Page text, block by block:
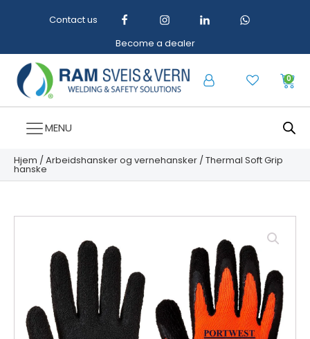
Contact us
Become a dealer
0
MENU
Hjem /Arbeidshansker og vernehansker / Thermal Soft Grip
hanske